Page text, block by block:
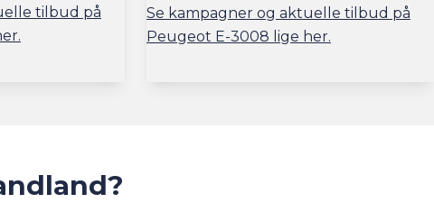
tilbud på
Se kampagner og aktuelle tilbud på
Peugeot E-3008 lige her.